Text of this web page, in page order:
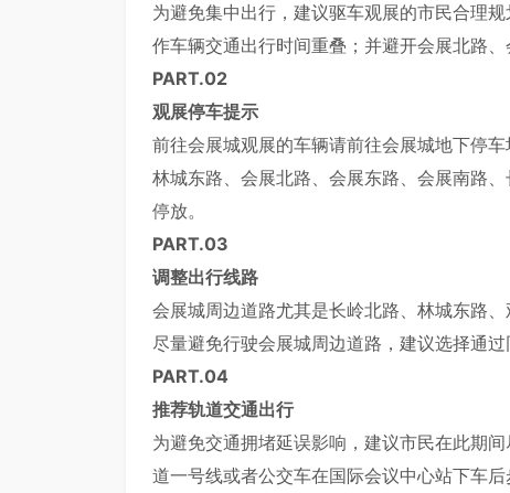
为避免集中出行，建议驱车观展的市民合理
作车辆交通出行时间重叠；并避开会展北路、
PART.02
观展停车提示
前往会展城观展的车辆请前往会展城地下停
林城东路、会展北路、会展东路、会展南路
停放。
PART.03
调整出行线路
会展城周边道路尤其是长岭北路、林城东路
尽量避免行驶会展城周边道路，建议选择通过
PART.04
推荐轨道交通出行
为避免交通拥堵延误影响，建议市民在此期
道一号线或者公交车在国际会议中心站下车后